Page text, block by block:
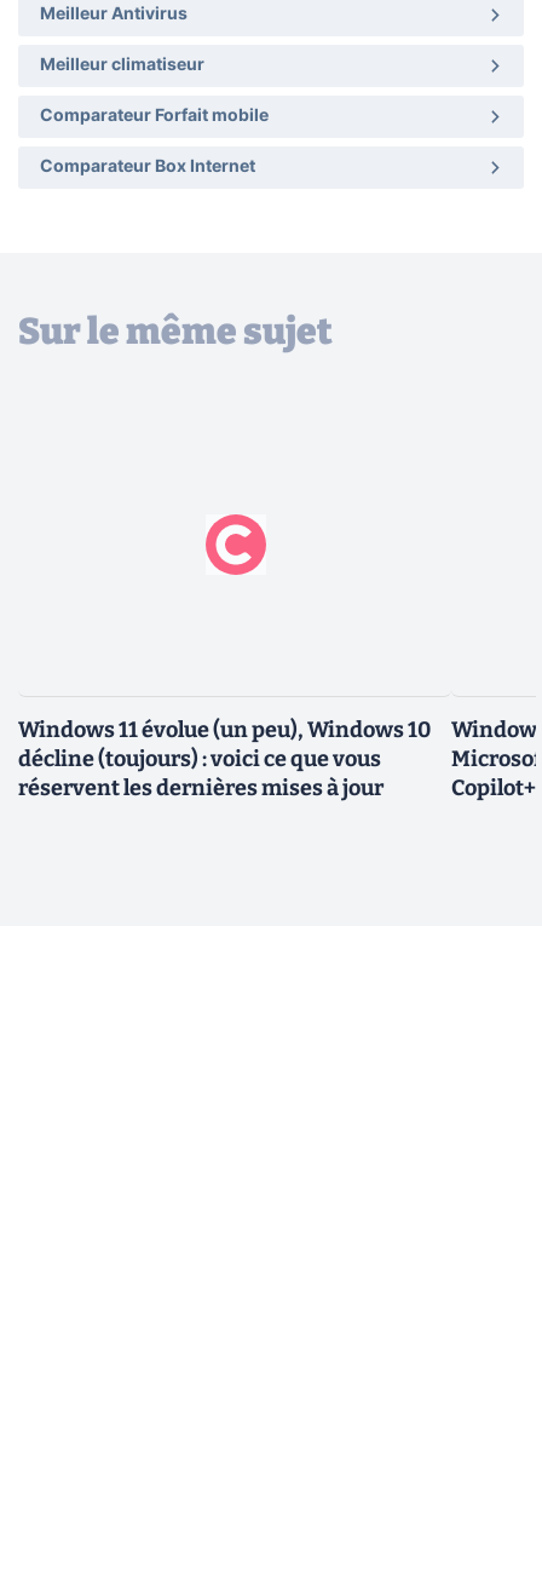
Meilleur Antivirus
Meilleur climatiseur
Comparateur Forfait mobile
Comparateur Box Internet
Sur le même sujet
Windows 11 évolue (un peu), Windows 10
décline (toujours) : voici ce que vous
réservent les dernières mises à jour
Copilot+